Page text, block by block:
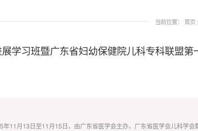
当前位置： 首页
学习班暨广东省妇幼保健院儿科专科联盟第
年11月13日至11月15日，由广东省医学会主办，广东省医学会儿科学会